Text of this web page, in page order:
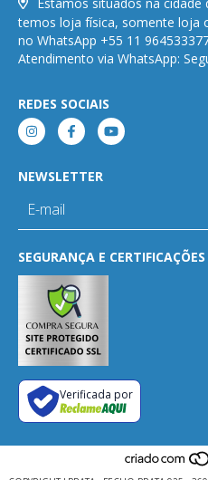
temos loja física, somente loja
no WhatsApp +55 11
Atendimento via WhatsApp:
REDES SOCIAIS
NEWSLETTER
SEGURANÇA E CERTIFICAÇÕES
Verificada por